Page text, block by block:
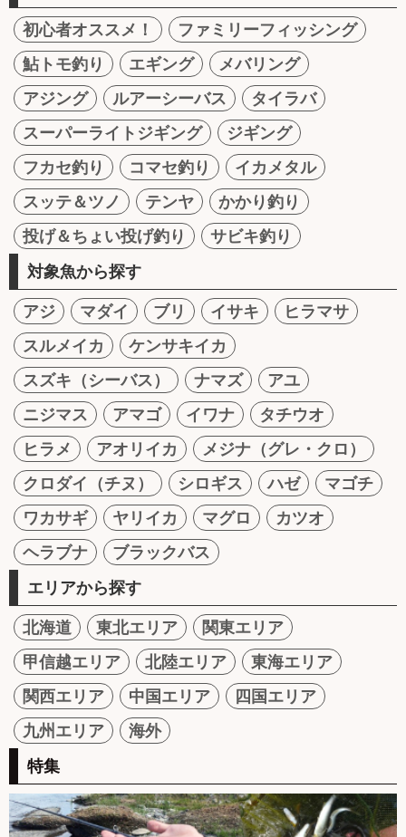
初心者オススメ！
ファミリーフィッシング
鮎トモ釣り
エギング
メバリング
アジング
ルアーシーバス
タイラバ
スーパーライトジギング
ジギング
フカセ釣り
コマセ釣り
イカメタル
スッテ＆ツノ
テンヤ
かかり釣り
投げ＆ちょい投げ釣り
サビキ釣り
対象魚から探す
アジ マダイ ブリ イサキ
ヒラマサ
スルメイカ
ケンサキイカ
スズキ（シーバス）
ナマズ
アユ
ニジマス
アマゴ イワナ
タチウオ
ヒラメ
アオリイカ
メジナ（グレ・クロ）
クロダイ（チヌ）
シロギス ハゼ
マゴチ
ワカサギ
ヤリイカ マグロ
カツオ
ヘラブナ
ブラックバス
エリアから探す
北海道 東北エリア
関東エリア
甲信越エリア
北陸エリア
東海エリア
関西エリア
中国エリア
四国エリア
九州エリア
海外
特集